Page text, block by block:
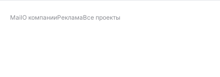
MailО компанииРекламаВсе проекты